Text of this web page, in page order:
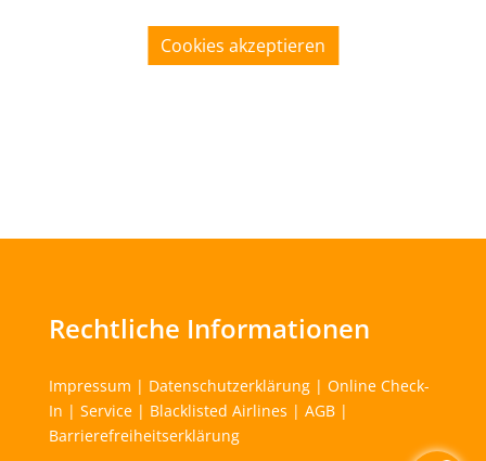
Cookies akzeptieren
Rechtliche Informationen
Impressum | Datenschutzerklärung| Online Check-
In | Service| Blacklisted Airlines | AGB|
Barrierefreiheitserklärung